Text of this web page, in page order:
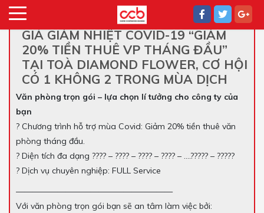
GIÁ GIẢM NHIỆT COVID-19 “GIẢM
20% TIỀN THUÊ VP THÁNG ĐẦU”
TẠI TOÀ DIAMOND FLOWER, CƠ HỘI
CÓ 1 KHÔNG 2 TRONG MÙA DỊCH
Văn phòng trọn gói – lựa chọn lí tưởng cho công ty của
bạn
? Chương trình hỗ trợ mùa Covid: Giảm 20% tiền thuê văn
phòng tháng đầu.
? Diện tích đa dạng ???? – ???? – ???? – ???? – ….????? – ?????
? Dịch vụ chuyên nghiệp: FULL Service
———————————————————
Với văn phòng trọn gói bạn sẽ an tâm làm việc bởi: